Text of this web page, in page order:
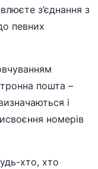
з’єднання з
певних
пошта –
і
номерів
хто, хто